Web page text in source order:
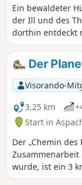
Ein bewaldeter
der Ill und des
dorthin entdeckt
einen
einem Drama
einen
Geschichte eines
Generals. Wenn
Emlingen
19. Jahrhundert
Stein und Eisen.
Der
Visorando-
3,25 km
Start in
Der „Chemin
wurde, ist ein 3
Sonnensystem